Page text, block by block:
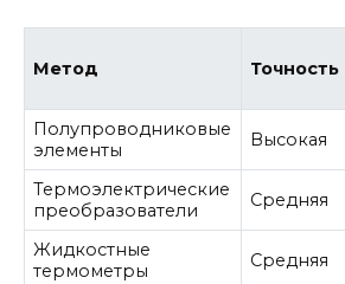
Метод Точность
Полупроводниковые
элементы
Высокая
Термоэлектрические
преобразователи
Средняя
Жидкостные
термометры
Средняя